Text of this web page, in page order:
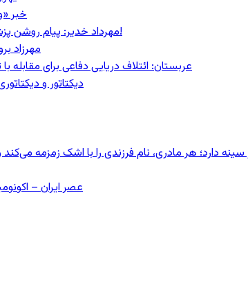
خبر
مهرداد خدیر: پیام روشن پزشکیان در گفت‌و‌گوی تصویری با مرد نامرئی: من هستم!
مهرزاد
عربستان: ائتلاف دریایی دفاعی برای
دیکتاتور و
دارد؛ هر مادری، نام فرزندی را با اشک زمزمه
عصر ایران –